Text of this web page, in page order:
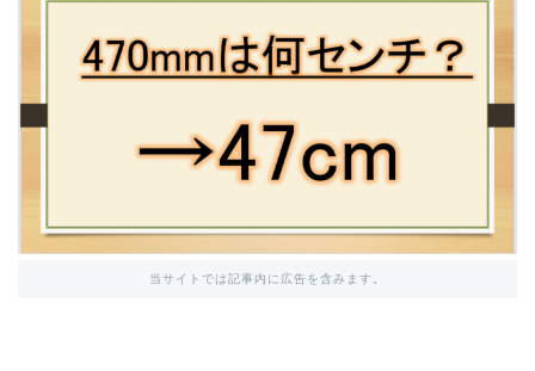
当サイトでは記事内に広告を含みます。